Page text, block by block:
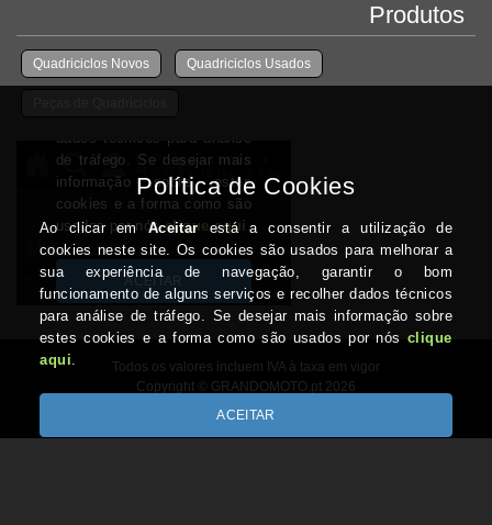
Produtos
Quadriciclos Novos Quadriciclos Usados
Todos os valores incluem IVA à taxa em vigor
Copyright © GRANDOMOTO.pt 2026
Desenvolvido por Optimeios